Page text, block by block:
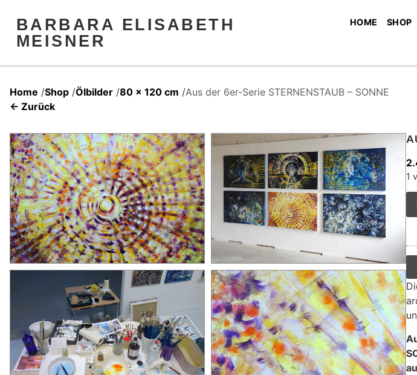
BARBARA ELISABETH
MEISNER
HOME SHOP
Home /Shop /Ölbilder /80 x 120 cm /Aus der 6er-Serie STERNENSTAUB – SONNE
← Zurück
1